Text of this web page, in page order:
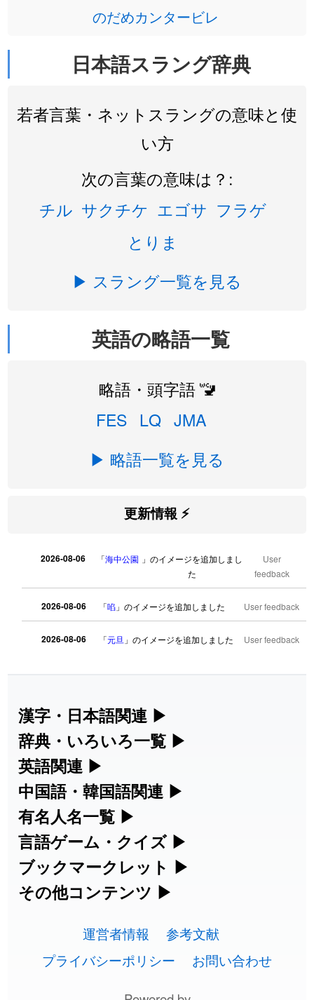
のだめカンタービレ
日本語スラング辞典
若者言葉・ネットスラングの意味と使
い方
次の言葉の意味は？:
チル サクチケ エゴサ フラゲ
とりま
▶ スラング一覧を見る
英語の略語一覧
略語・頭字語 🚾
FES LQ JMA
▶ 略語一覧を見る
更新情報 ⚡
2026-08-06 「海中公園 」のイメージを追加しまし
た
User
feedback
2026-08-06 「啗 」のイメージを追加しました User feedback
2026-08-06 「元旦 」のイメージを追加しました User feedback
2026-08-06 「 」のイメージを追加しました
2026-08-06 「 胆石」のイメージを追加しました
2026-08-06 「
2026-08-06
2026-08-06 」のイメージを追加しました
2026-08-06 「截 」のイメージを追加しました
2026-08-06 「発売 」のイメージを追加しました
2026-08-06 「大筋」のイメージを追加しました
2026-08-06 「 翌朝」のイメージを追加しました User feedback
漢字・日本語関連 ▶
漢字の読み方検索、手書き入力、書き順
練習など、日本語学習に役立つツールを
集めています。
人名漢字辞典 - 読み方検索
手書き漢字入力
漢字の書き方・書き順 書き取り練習
ひらがなの書き方・書き順
辞典・いろいろ一覧 ▶
部首・画数別の漢字一覧、熟語辞典、地
名・駅名検索など、各種リファレンスツ
ールです。
部首画数別漢字一覧
常用漢字一覧
画数別なまえ漢字一覧
英語関連 ▶
カタカナ語・略語の意味検索、発音記
号、リスニング練習など英語学習ツール
です。
カタカナ語の意味・発音・類語辞典
英語の発音記号一覧
英単語リスニングテスト
中国語・韓国語関連 ▶
中国語のピンイン変換、韓国語の手書き
入力など、アジア言語学習ツールです。
手書き中国語入力 変換ツール
韓国語手書き入力
外国語翻訳ツール
有名人名一覧 ▶
海外セレブやスポーツ選手の名前の読み
方・発音を確認できます。
海外有名人の苗字・名前一覧と発音
プレミアリーグ選手名一覧
言語ゲーム・クイズ ▶
四字熟語パズルや漢字クイズなど、楽し
みながら学べるゲームです。
有名人名前読みクイズ（毎日更新）
ブックマークレット ▶
ブラウザに登録して、どのサイトからで
す。
漢字読み方検索ブックマークレット
その他コンテンツ ▶
その他の便利ツールです。
絵文字の意味と使い方
運営者情報
参考文献
プライバシーポリシー
お問い合わせ